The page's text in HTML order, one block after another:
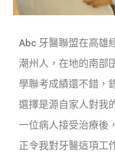
Abc 牙醫聯盟在高雄
潮州人，在地的南部
學聯考成績還不錯，
選擇是源自家人對我
一位病人接受治療後
正令我對牙醫這項工